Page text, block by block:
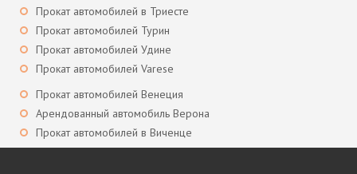
Прокат автомобилей в Триесте
Прокат автомобилей Турин
Прокат автомобилей Удине
Прокат автомобилей Varese
Прокат автомобилей Венеция
Арендованный автомобиль Верона
Прокат автомобилей в Виченце